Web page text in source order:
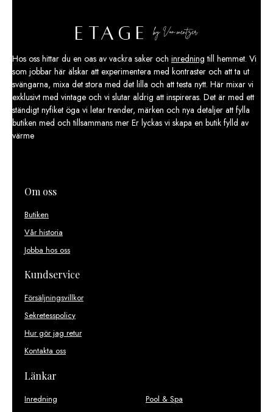
Hos oss hittar du en oas av vackra saker och inredning till hemmet. Vi
som jobbar här älskar att experimentera med kontraster och att ta ut
svängarna, mixa det stora med det lilla och att testa nytt. Här mixar vi
exklusivt med vintage och vi slutar aldrig att inspireras. Det är med ett
ständigt nyfiket öga vi letar trender, märken och nya detaljer att fylla
butiken med och tillsammans mer Er lyckas vi skapa en butik fylld av
värme
Om oss
Butiken
Vår historia
Jobba hos oss
Kundservice
Försäljningsvillkor
Sekretesspolicy
Hur gör jag retur
Kontakta oss
Länkar
Inredning
Pool & Spa